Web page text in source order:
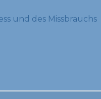
und des Missbrauchs